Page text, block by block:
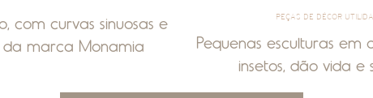
com curvas sinuosas e
da marca Monamia
PEÇAS DE DÉCOR
Pequenas esculturas
insetos, dão vida e